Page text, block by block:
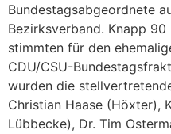
Bundestagsabgeordnete
Bezirksverband. Knapp
stimmten für den
CDU/CSU-
wurden die
Christian Haase (Höxter),
Lübbecke), Dr. Tim